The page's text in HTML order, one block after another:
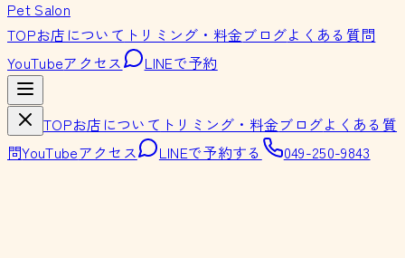
Pet Salon
TOPお店について トリミング・料金ブログよくある質問
YouTubeアクセス LINEで予約
TOPお店について トリミング・料金ブログよくある質
問YouTubeアクセス LINEで予約する 049-250-9843